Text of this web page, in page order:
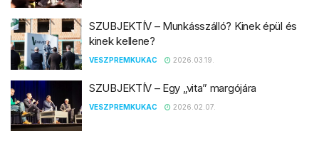
SZUBJEKTÍV – Munkásszálló? Kinek épül és
kinek kellene?
VESZPREMKUKAC 2026.03.19.
SZUBJEKTÍV – Egy „vita” margójára
VESZPREMKUKAC 2026.02.07.